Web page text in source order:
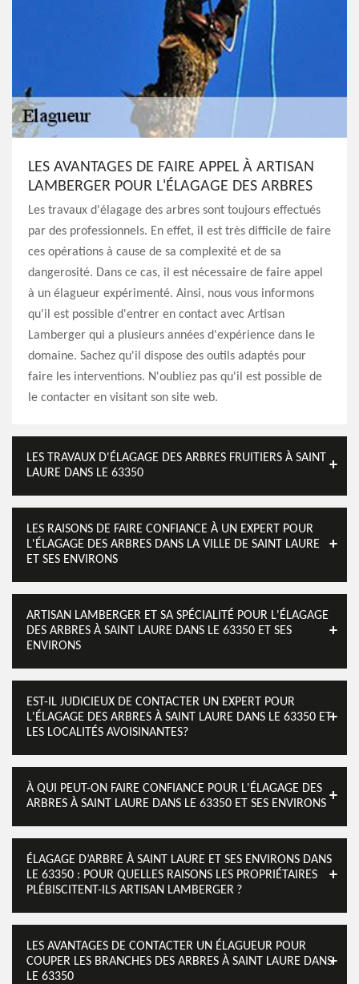
LES AVANTAGES DE FAIRE APPEL À ARTISAN
LAMBERGER POUR L'ÉLAGAGE DES ARBRES
Les travaux d'élagage des arbres sont toujours effectués
par des professionnels. En effet, il est très difficile de faire
ces opérations à cause de sa complexité et de sa
dangerosité. Dans ce cas, il est nécessaire de faire appel
à un élagueur expérimenté. Ainsi, nous vous informons
qu'il est possible d'entrer en contact avec Artisan
Lamberger qui a plusieurs années d'expérience dans le
domaine. Sachez qu'il dispose des outils adaptés pour
faire les interventions. N'oubliez pas qu'il est possible de
le contacter en visitant son site web.
LES TRAVAUX D'ÉLAGAGE DES ARBRES FRUITIERS À SAINT
LAURE DANS LE 63350
LES RAISONS DE FAIRE CONFIANCE À UN EXPERT POUR
L'ÉLAGAGE DES ARBRES DANS LA VILLE DE SAINT LAURE
ET SES ENVIRONS
ARTISAN LAMBERGER ET SA SPÉCIALITÉ POUR L'ÉLAGAGE
DES ARBRES À SAINT LAURE DANS LE 63350 ET SES
ENVIRONS
EST-IL JUDICIEUX DE CONTACTER UN EXPERT POUR
L'ÉLAGAGE DES ARBRES À SAINT LAURE DANS LE 63350 ET
LES LOCALITÉS AVOISINANTES?
À QUI PEUT-ON FAIRE CONFIANCE POUR L'ÉLAGAGE DES
ARBRES À SAINT LAURE DANS LE 63350 ET SES ENVIRONS
ÉLAGAGE D’ARBRE À SAINT LAURE ET SES ENVIRONS DANS
LE 63350 : POUR QUELLES RAISONS LES PROPRIÉTAIRES
PLÉBISCITENT-ILS ARTISAN LAMBERGER ?
LES AVANTAGES DE CONTACTER UN ÉLAGUEUR POUR
COUPER LES BRANCHES DES ARBRES À SAINT LAURE DANS
LE 63350